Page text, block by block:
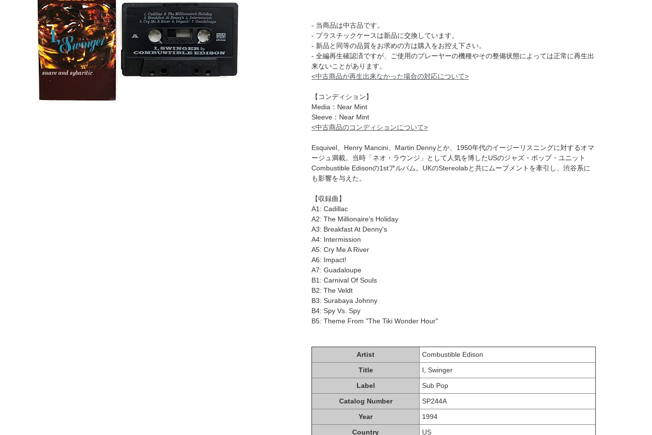
- 当商品は中古品です。
- プラスチックケースは新品に交換しています。
- 新品と同等の品質をお求めの方は購入をお控え下さい。
- 全編再生確認済ですが、ご使用のプレーヤーの機種やその整備状態によっては正常に再生出
来ないことがあります。
<中古商品が再生出来なかった場合の対応について>
【コンディション】
Media：Near Mint
Sleeve：Near Mint
<中古商品のコンディションについて>
Esquivel、Henry Mancini、Martin Dennyとか、1950年代のイージーリスニングに対するオマ
ージュ満載。当時「ネオ・ラウンジ」として人気を博したUSのジャズ・ポップ・ユニット
Combustible Edisonの1stアルバム。UKのStereolabと共にムーブメントを牽引し、渋谷系に
も影響を与えた。
【収録曲】
A1: Cadillac
A2: The Millionaire's Holiday
A3: Breakfast At Denny's
A4: Intermission
A5: Cry Me A River
A6: Impact!
A7: Guadaloupe
B1: Carnival Of Souls
B2: The Veldt
B3: Surabaya Johnny
B4: Spy Vs. Spy
B5: Theme From "The Tiki Wonder Hour"
Artist
Combustible Edison
Title
I, Swinger
Label
Sub Pop
Catalog Number
SP244A
Year
1994
Country
US